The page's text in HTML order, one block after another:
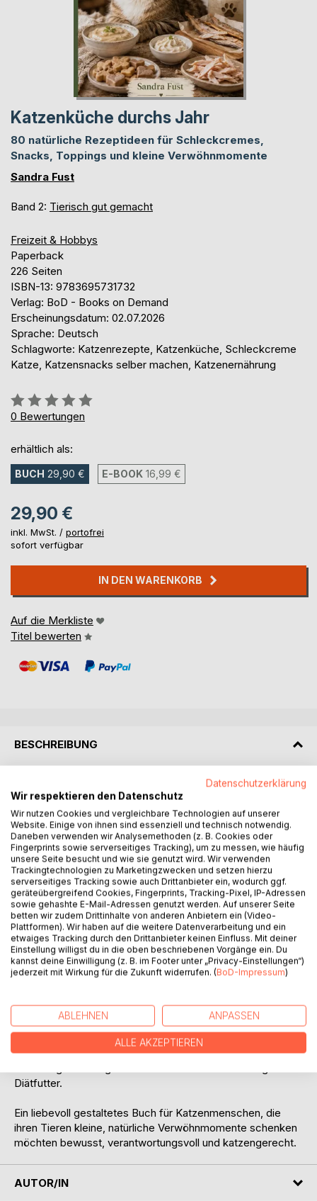
Katzenküche durchs Jahr
80 natürliche Rezeptideen für Schleckcremes,
Snacks, Toppings und kleine Verwöhnmomente
Sandra Fust
Band 2: Tierisch gut gemacht
Freizeit & Hobbys
Paperback
226 Seiten
ISBN-13: 9783695731732
Verlag: BoD - Books on Demand
Erscheinungsdatum: 02.07.2026
Sprache: Deutsch
Schlagworte: Katzenrezepte, Katzenküche, Schleckcreme
Katze, Katzensnacks selber machen, Katzenernährung
Bewertung::
0%
0 Bewertungen
erhältlich als:
BUCH 29,90 € E-BOOK 16,99 €
29,90 €
inkl. MwSt. / portofrei
sofort verfügbar
IN DEN WARENKORB
Auf die Merkliste
Titel bewerten
BESCHREIBUNG
Katzen sind keine kleinen Hunde und genau deshalb
braucht Katzenküche eigene Regeln. Dieses Buch
begleitet Katzenhalterinnen und Katzenhalter durch das
ganze Jahr und bietet 80 natürliche Rezeptideen für
Schleckcremes, kleine Snacks, Brühen, Toppings und
liebevolle Verwöhnmomente.
Die Rezepte sind bewusst schlicht, katzengerecht und
klein portioniert. Im Mittelpunkt stehen gegartes Huhn,
Pute, Rind, Fisch, ungewürzte Brühen und milde
Ergänzungen. Ergänzende Kapitel erklären, worauf es bei
Katzen besonders ankommt: geeignete Zutaten, kleine
Portionen, Hygiene, Lagerung, sensible Katzen, Senioren,
mäkelige Katzen und die sichere Einführung neuer
Alle Rezeptideen sind als kleine Ergänzungen zur normalen,
bedarfsdeckenden Fütterung gedacht. Sie ersetzen keine
tierärztliche Abklärung, keine individuelle
Diätfutter.
Ein liebevoll gestaltetes Buch für Katzenmenschen, die
ihren Tieren kleine, natürliche Verwöhnmomente schenken
möchten bewusst, verantwortungsvoll und katzengerecht.
AUTOR/IN
Datenschutzerklärung
Wir respektieren den Datenschutz
Wir nutzen Cookies und vergleichbare Technologien auf unserer
Website. Einige von ihnen sind essenziell und technisch notwendig.
Daneben verwenden wir Analysemethoden (z. B. Cookies oder
Fingerprints sowie serverseitiges Tracking), um zu messen, wie häufig
unsere Seite besucht und wie sie genutzt wird. Wir verwenden
Trackingtechnologien zu Marketingzwecken und setzen hierzu
serverseitiges Tracking sowie auch Drittanbieter ein, wodurch ggf.
geräteübergreifend Cookies, Fingerprints, Tracking-Pixel, IP-Adressen
sowie gehashte E-Mail-Adressen genutzt werden. Auf unserer Seite
betten wir zudem Drittinhalte von anderen Anbietern ein (Video-
Plattformen). Wir haben auf die weitere Datenverarbeitung und ein
etwaiges Tracking durch den Drittanbieter keinen Einfluss. Mit deiner
Einstellung willigst du in die oben beschriebenen Vorgänge ein. Du
kannst deine Einwilligung (z. B. im Footer unter „Privacy-Einstellungen“)
jederzeit mit Wirkung für die Zukunft widerrufen. (BoD-Impressum)
ABLEHNEN ANPASSEN
ALLE AKZEPTIEREN